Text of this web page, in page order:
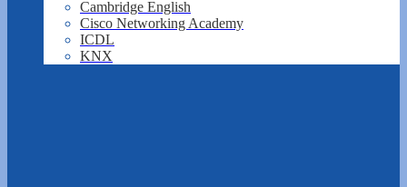
Cambridge English
Cisco Networking Academy
ICDL
KNX